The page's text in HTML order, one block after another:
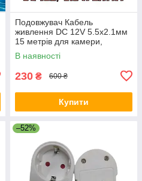
Подовжувач Кабель
живлення DC 12V 5.5х2.1мм
15 метрів для камери,
роутера, LED стрічки
В наявності
230 ₴ 600 ₴
Купити
–52%